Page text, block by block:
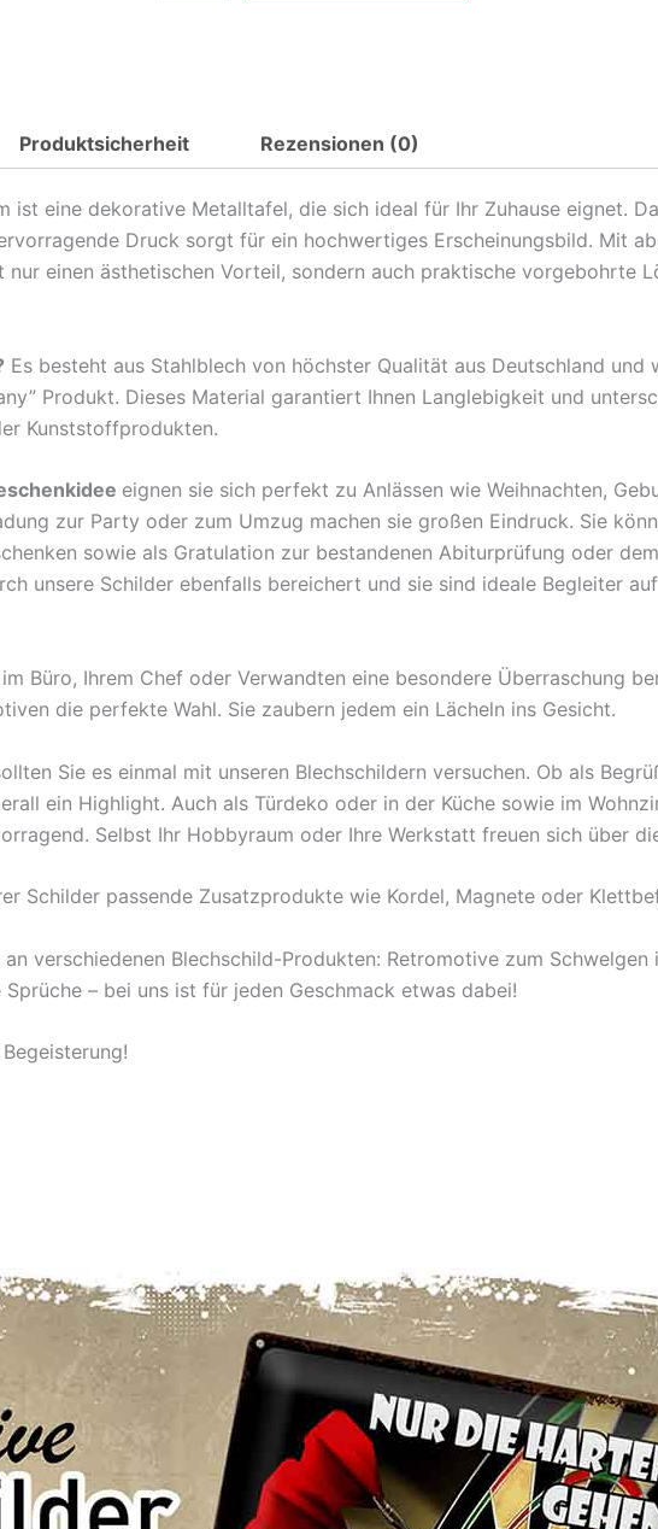
Spruch
Huhn
farm
fresh
eggs
Produktsicherheit Rezensionen (0)
eine dekorative Metalltafel, die sich ideal für Ihr Zuhause eignet.
Druck sorgt für ein hochwertiges Erscheinungsbild. Mit
einen ästhetischen Vorteil, sondern auch praktische vorgebohrte
Es besteht aus Stahlblech von höchster Qualität aus Deutschland und
Produkt. Dieses Material garantiert Ihnen Langlebigkeit und
Kunststoffprodukten.
eignen sie sich perfekt zu Anlässen wie Weihnachten,
zur Party oder zum Umzug machen sie großen Eindruck. Sie
sowie als Gratulation zur bestandenen Abiturprüfung oder dem
unsere Schilder ebenfalls bereichert und sie sind ideale Begleiter
Büro, Ihrem Chef oder Verwandten eine besondere Überraschung
die perfekte Wahl. Sie zaubern jedem ein Lächeln ins Gesicht.
Sie es einmal mit unseren Blechschildern versuchen. Ob als
ein Highlight. Auch als Türdeko oder in der Küche sowie im
Selbst Ihr Hobbyraum oder Ihre Werkstatt freuen sich über
Schilder passende Zusatzprodukte wie Kordel, Magnete oder
verschiedenen Blechschild-Produkten: Retromotive zum Schwelgen
– bei uns ist für jeden Geschmack etwas dabei!